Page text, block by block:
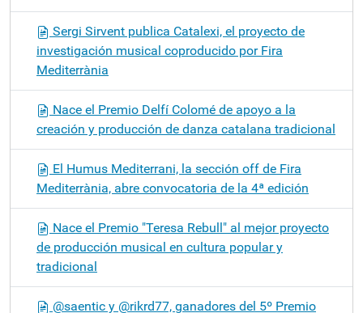
Sergi Sirvent publica Catalexi, el proyecto de
investigación musical coproducido por Fira
Mediterrània
Nace el Premio Delfí Colomé de apoyo a la
creación y producción de danza catalana tradicional
El Humus Mediterrani, la sección off de Fira
Mediterrània, abre convocatoria de la 4ª edición
Nace el Premio "Teresa Rebull" al mejor proyecto
de producción musical en cultura popular y
tradicional
@saentic y @rikrd77, ganadores del 5º Premio